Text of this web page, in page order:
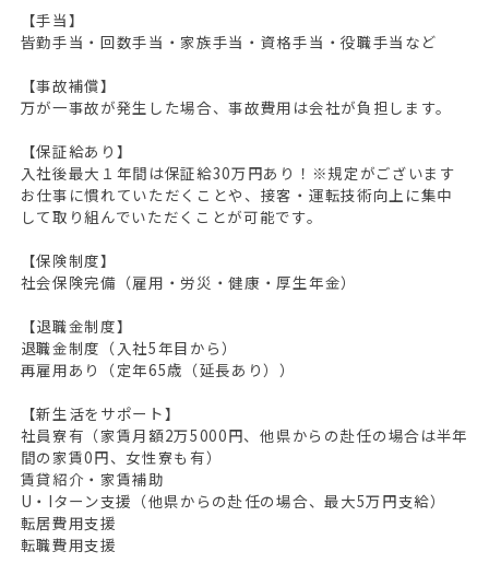
【手当】
皆勤手当・回数手当・家族手当・資格手当・役職手当など
【事故補償】
万が一事故が発生した場合、事故費用は会社が負担します。
【保証給あり】
入社後最大１年間は保証給30万円あり！※規定がございます
お仕事に慣れていただくことや、接客・運転技術向上に集中
して取り組んでいただくことが可能です。
【保険制度】
社会保険完備（雇用・労災・健康・厚生年金）
【退職金制度】
退職金制度（入社5年目から）
再雇用あり（定年65歳（延長あり））
【新生活をサポート】
社員寮有（家賃月額2万5000円、他県からの赴任の場合は半年
間の家賃0円、女性寮も有）
賃貸紹介・家賃補助
U・Iターン支援（他県からの赴任の場合、最大5万円支給）
転居費用支援
転職費用支援